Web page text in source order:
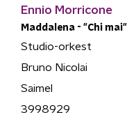
Ennio Morricone
Maddalena - "Chi mai"
Studio-orkest
Bruno Nicolai
Saimel
3998929